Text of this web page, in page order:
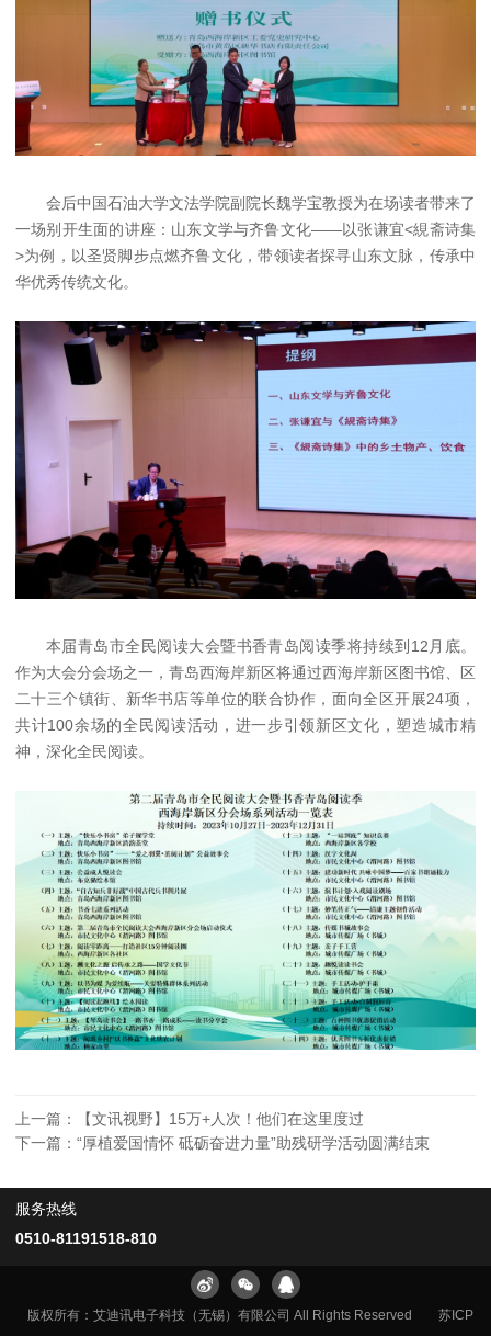
会后中国石油大学文法学院副院长魏学宝教授为在场读者带来了
一场别开生面的讲座：山东文学与齐鲁文化——以张谦宜<絸斋诗集
>为例，以圣贤脚步点燃齐鲁文化，带领读者探寻山东文脉，传承中
华优秀传统文化。
本届青岛市全民阅读大会暨书香青岛阅读季将持续到12月底。
作为大会分会场之一，青岛西海岸新区将通过西海岸新区图书馆、区
二十三个镇街、新华书店等单位的联合协作，面向全区开展24项，
共计100余场的全民阅读活动，进一步引领新区文化，塑造城市精
神，深化全民阅读。
上一篇：
【文讯视野】15万+人次！他们在这里度过
下一篇： “厚植爱国情怀 砥砺奋进力量”助残研学活动圆满结束
服务热线
0510-81191518-810
版权所有：艾迪讯电子科技（无锡）有限公司 All Rights Reserved 苏ICP